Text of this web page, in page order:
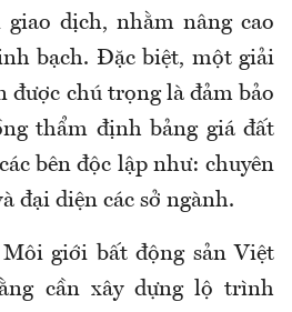
giao dịch, nhằm nâng cao
bạch. Đặc biệt, một giải
được chú trọng là đảm bảo
thẩm định bảng giá đất
bên độc lập như: chuyên
đại diện các sở ngành.
giới bất động sản Việt
cần xây dựng lộ trình